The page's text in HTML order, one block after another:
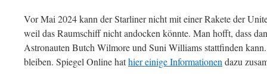
Vor Mai 2024 kann der Starliner nicht mit einer Rakete der
weil das Raumschiff nicht andocken könnte. Man hofft, dass
Astronauten Butch Wilmore und Suni Williams stattfinden
bleiben. Spiegel Online hathier einige Informationen dazu